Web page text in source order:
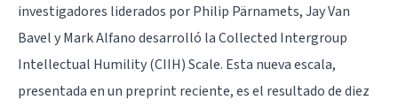
investigadores liderados por Philip Pärnamets, Jay Van
Bavel y Mark Alfano desarrolló la Collected Intergroup
Intellectual Humility (CIIH) Scale. Esta nueva escala,
presentada en un preprint reciente, es el resultado de diez